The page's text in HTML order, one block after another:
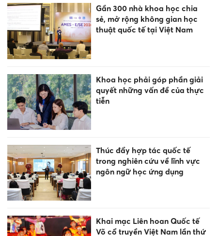
Gần 300 nhà khoa học chia
sẻ, mở rộng không gian học
thuật quốc tế tại Việt Nam
Khoa học phải góp phần giải
quyết những vấn đề của thực
tiễn
Thúc đẩy hợp tác quốc tế
trong nghiên cứu về lĩnh vực
ngôn ngữ học ứng dụng
Khai mạc Liên hoan Quốc tế
Võ cổ truyền Việt Nam lần thứ